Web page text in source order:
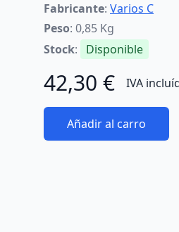
Fabricante: Varios C
Peso: 0,85 Kg
Stock: Disponible
42,30 € IVA
Añadir al carro